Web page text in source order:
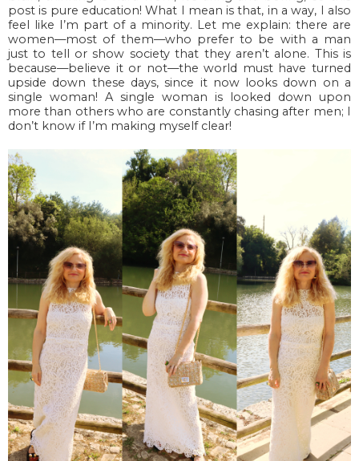
post is pure education! What I mean is that, in a way, I also
feel like I’m part of a minority. Let me explain: there are
women—most of them—who prefer to be with a man
just to tell or show society that they aren’t alone. This is
because—believe it or not—the world must have turned
upside down these days, since it now looks down on a
single woman! A single woman is looked down upon
more than others who are constantly chasing after men; I
don’t know if I’m making myself clear!